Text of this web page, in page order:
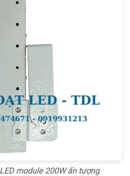
module 200W ấn tượng